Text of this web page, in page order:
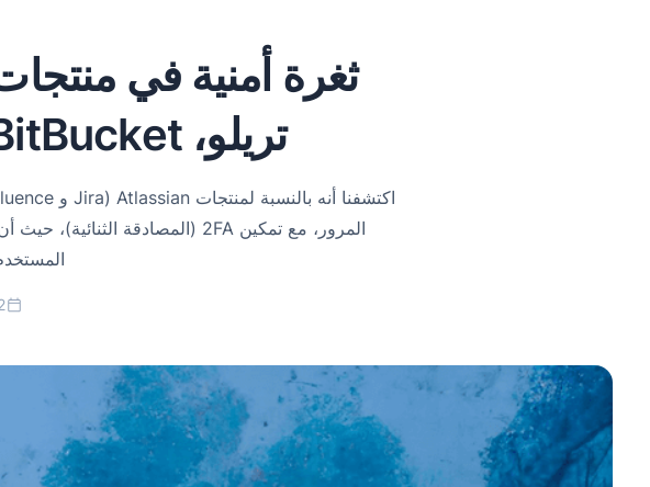
تريلو، BitBucket) تؤثر على شركات متعددة
المستخدم